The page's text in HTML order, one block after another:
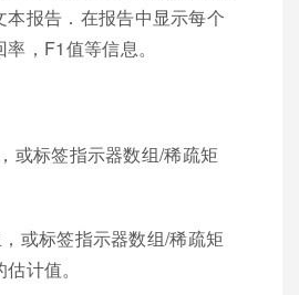
本报告．在报告中显示每个
，F1值等信息。
或标签指示器数组/稀疏矩
或标签指示器数组/稀疏矩
计值。